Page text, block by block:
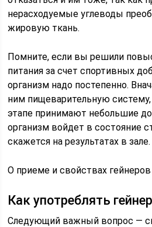
нерасходуемые углеводы
жировую ткань.
Помните, если вы решили
питания за счет спортивных
организм надо постепенно.
ним пищеварительную
этапе принимают небольшие
организм войдет в состояние
скажется на результатах в зале.
О приеме и свойствах
Как употреблять
Следующий важный вопрос —